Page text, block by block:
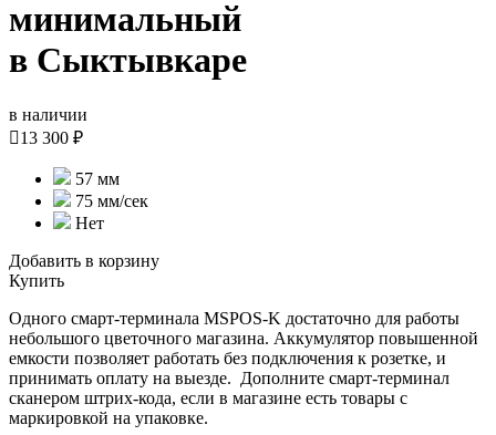
минимальный
в Сыктывкаре
в наличии
13 300 ₽
57 мм
75 мм/cек
Нет
Добавить в корзину
Купить
Одного смарт-терминала MSPOS-K достаточно для работы
небольшого цветочного магазина. Аккумулятор повышенной
емкости позволяет работать без подключения к розетке, и
принимать оплату на выезде. Дополните смарт-терминал
сканером штрих-кода, если в магазине есть товары с
маркировкой на упаковке.